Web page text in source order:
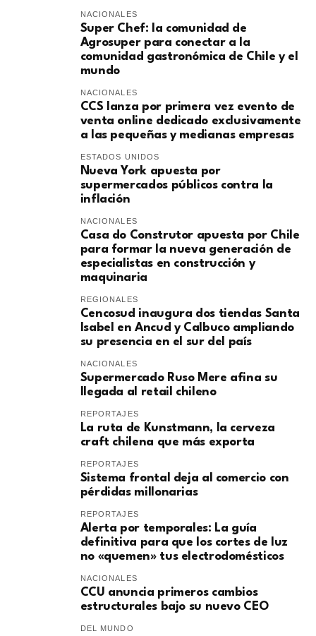
NACIONALES
Super Chef: la comunidad de
Agrosuper para conectar a la
comunidad gastronómica de Chile y el
mundo
NACIONALES
CCS lanza por primera vez evento de
venta online dedicado exclusivamente
a las pequeñas y medianas empresas
ESTADOS UNIDOS
Nueva York apuesta por
supermercados públicos contra la
inflación
NACIONALES
Casa do Construtor apuesta por Chile
para formar la nueva generación de
especialistas en construcción y
maquinaria
REGIONALES
Cencosud inaugura dos tiendas Santa
Isabel en Ancud y Calbuco ampliando
su presencia en el sur del país
NACIONALES
Supermercado Ruso Mere afina su
llegada al retail chileno
REPORTAJES
La ruta de Kunstmann, la cerveza
craft chilena que más exporta
REPORTAJES
Sistema frontal deja al comercio con
pérdidas millonarias
REPORTAJES
Alerta por temporales: La guía
definitiva para que los cortes de luz
no «quemen» tus electrodomésticos
NACIONALES
CCU anuncia primeros cambios
estructurales bajo su nuevo CEO
DEL MUNDO